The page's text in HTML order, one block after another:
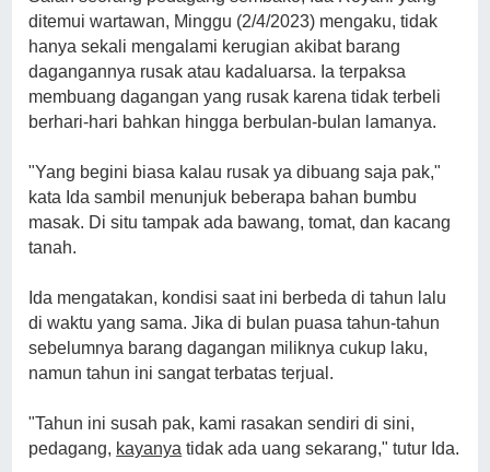
ditemui wartawan, Minggu (2/4/2023) mengaku, tidak
hanya sekali mengalami kerugian akibat barang
dagangannya rusak atau kadaluarsa. Ia terpaksa
membuang dagangan yang rusak karena tidak terbeli
berhari-hari bahkan hingga berbulan-bulan lamanya.
"Yang begini biasa kalau rusak ya dibuang saja pak,"
kata Ida sambil menunjuk beberapa bahan bumbu
masak. Di situ tampak ada bawang, tomat, dan kacang
tanah.
Ida mengatakan, kondisi saat ini berbeda di tahun lalu
di waktu yang sama. Jika di bulan puasa tahun-tahun
sebelumnya barang dagangan miliknya cukup laku,
namun tahun ini sangat terbatas terjual.
"Tahun ini susah pak, kami rasakan sendiri di sini,
pedagang, kayanya tidak ada uang sekarang," tutur Ida.